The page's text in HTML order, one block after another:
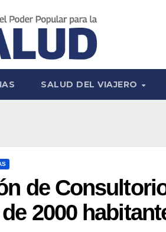
SALUD DEL VIAJERO
de
2000